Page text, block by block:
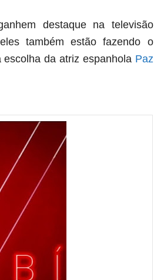
destaque na televisão
também estão fazendo o
da atriz espanhola Paz